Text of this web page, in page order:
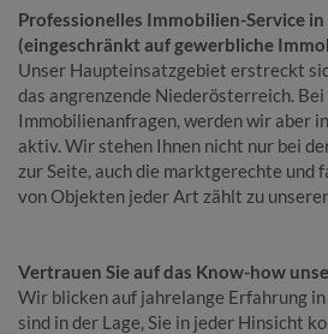
Professionelles Immobilien-Service
(eingeschränkt auf gewerbliche
Unser Haupteinsatzgebiet erstreckt
das angrenzende Niederösterreich.
Immobilienanfragen, werden wir aber
aktiv. Wir stehen Ihnen nicht nur bei
zur Seite, auch die marktgerechte und
von Objekten jeder Art zählt zu
Vertrauen Sie auf das Know-how
Wir blicken auf jahrelange Erfahrung
sind in der Lage, Sie in jeder Hinsicht